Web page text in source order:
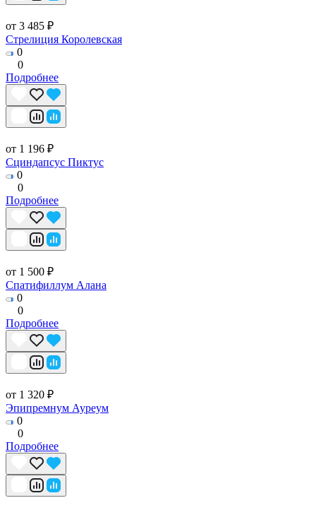
от 3 485 ₽
Стрелиция Королевская
0
0
Подробнее
от 1 196 ₽
Сциндапсус Пиктус
0
0
Подробнее
от 1 500 ₽
Спатифиллум Алана
0
0
Подробнее
от 1 320 ₽
Эпипремнум Ауреум
0
0
Подробнее